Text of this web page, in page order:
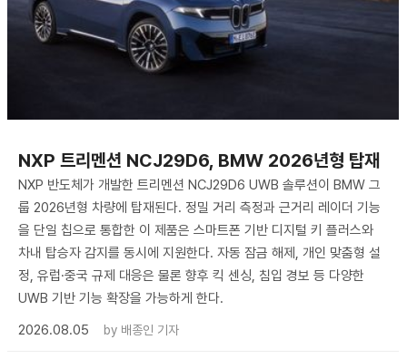
NXP 트리멘션 NCJ29D6, BMW 2026년형 탑재
NXP 반도체가 개발한 트리멘션 NCJ29D6 UWB 솔루션이 BMW 그
룹 2026년형 차량에 탑재된다. 정밀 거리 측정과 근거리 레이더 기능
을 단일 칩으로 통합한 이 제품은 스마트폰 기반 디지털 키 플러스와
차내 탑승자 감지를 동시에 지원한다. 자동 잠금 해제, 개인 맞춤형 설
정, 유럽·중국 규제 대응은 물론 향후 킥 센싱, 침입 경보 등 다양한
UWB 기반 기능 확장을 가능하게 한다.
2026.08.05
by 배종인 기자